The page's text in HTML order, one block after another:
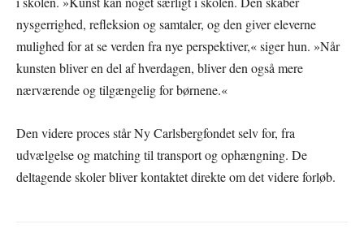
nysgerrighed, refleksion og samtaler, og den giver eleverne
mulighed for at se verden fra nye perspektiver,« siger hun. »Når
kunsten bliver en del af hverdagen, bliver den også mere
nærværende og tilgængelig for børnene.«
Den videre proces står Ny Carlsbergfondet selv for, fra
udvælgelse og matching til transport og ophængning. De
deltagende skoler bliver kontaktet direkte om det videre forløb.